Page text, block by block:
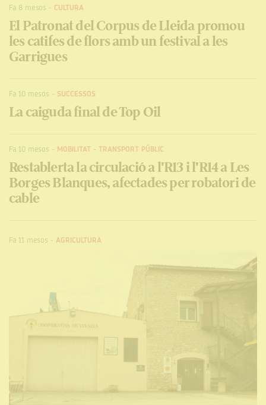
Fa 8 mesos - CULTURA
El Patronat del Corpus de Lleida promou
les catifes de flors amb un festival a les
Garrigues
Fa 10 mesos - SUCCESSOS
La caiguda final de Top Oil
Fa 10 mesos - MOBILITAT- TRANSPORT PÚBLIC
Restablerta la circulació a l'R13 i l'R14 a Les
Borges Blanques, afectades per robatori de
cable
Fa 11 mesos - AGRICULTURA